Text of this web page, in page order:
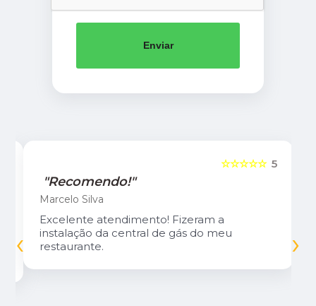
Enviar
5
☆☆☆☆☆
"Recomendo!"
Marcelo Silva
Excelente atendimento! Fizeram a
instalação da central de gás do meu
restaurante.
‹ ›